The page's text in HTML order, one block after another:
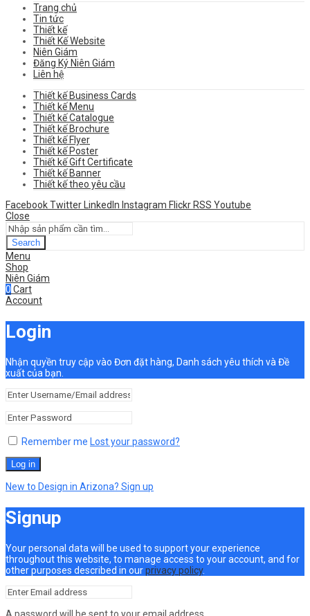
Trang chủ
Tin tức
Thiết kế
Thiết Kế Website
Niên Giám
Đăng Ký Niên Giám
Liên hệ
Thiết kế Business Cards
Thiết kế Menu
Thiết kế Catalogue
Thiết kế Brochure
Thiết kế Flyer
Thiết kế Poster
Thiết kế Gift Certificate
Thiết kế Banner
Thiết kế theo yêu cầu
FacebookTwitter LinkedIn Instagram Flickr RSS Youtube
Close
Search
Menu
Shop
Niên Giám
0 Cart
Account
Login
Nhận quyền truy cập vào Đơn đặt hàng, Danh sách yêu thích và Đề
xuất của bạn.
Remember me Lost your password?
Log in
New to Design in Arizona? Sign up
Signup
Your personal data will be used to support your experience
throughout this website, to manage access to your account, and for
other purposes described in ourprivacy policy.